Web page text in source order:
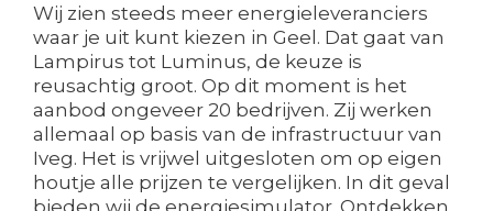
Wij zien steeds meer energieleveranciers
waar je uit kunt kiezen in Geel. Dat gaat van
Lampirus tot Luminus, de keuze is
reusachtig groot. Op dit moment is het
aanbod ongeveer 20 bedrijven. Zij werken
allemaal op basis van de infrastructuur van
Iveg. Het is vrijwel uitgesloten om op eigen
houtje alle prijzen te vergelijken. In dit geval
bieden wij de energiesimulator. Ontdekken